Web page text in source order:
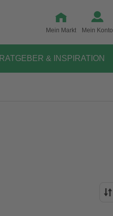
Mein Markt Mein Konto
RATGEBER & INSPIRATION